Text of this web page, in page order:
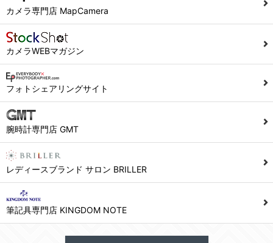
カメラ専門店 MapCamera
カメラWEBマガジン
フォトシェアリングサイト
腕時計専門店 GMT
レディースブランド サロン BRILLER
筆記具専門店 KINGDOM NOTE